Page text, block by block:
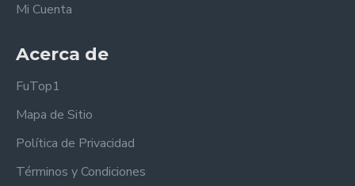
Mi Cuenta
Acerca de
FuTop1
Mapa de Sitio
Política de Privacidad
Términos y Condiciones